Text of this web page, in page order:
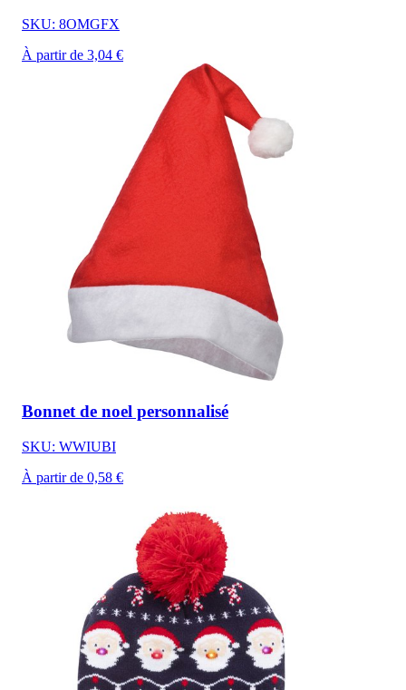
SKU: 8OMGFX
À partir de 3,04 €
Bonnet de noel personnalisé
SKU: WWIUBI
À partir de 0,58 €